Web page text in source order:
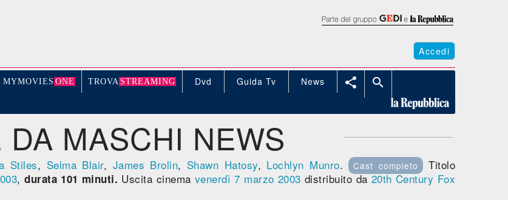
Accedi
MYMOVIE S ONE TROVA STREAMING Dvd Guida Tv News  
DA MASCHI NEWS
Stiles, Selma Blair, James Brolin, Shawn Hatosy, Lochlyn Munro. Cast completo
Titolo
, durata 101 minuti. Uscita cinema venerdì 7 marzo 2003 distribuito da20th Century Fox